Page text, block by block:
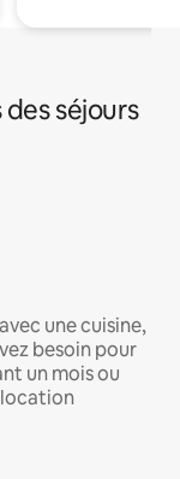
séjours
une cuisine,
besoin pour
un mois ou